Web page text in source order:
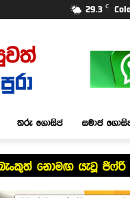
29.3 C
තරු ගොසිප් සමාජ
නොමඟ යැවූ